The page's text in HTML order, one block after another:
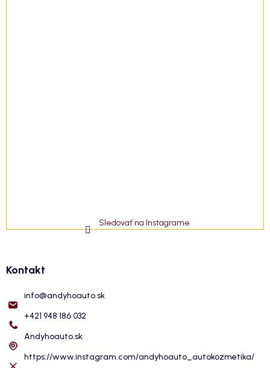
Sledovať na Instagrame
Kontakt
info@andyhoauto.sk
+421 948 186 032
Andyhoauto.sk
https://www.instagram.com/andyhoauto_autokozmetika/